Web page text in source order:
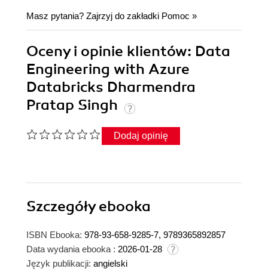
Masz pytania? Zajrzyj do zakładki Pomoc »
Oceny i opinie klientów: Data
Engineering with Azure
Databricks Dharmendra
Pratap Singh
Dodaj opinię
Szczegółyebooka
ISBN Ebooka: 978-93-658-9285-7, 9789365892857
Data wydania ebooka : 2026-01-28
Język publikacji: angielski